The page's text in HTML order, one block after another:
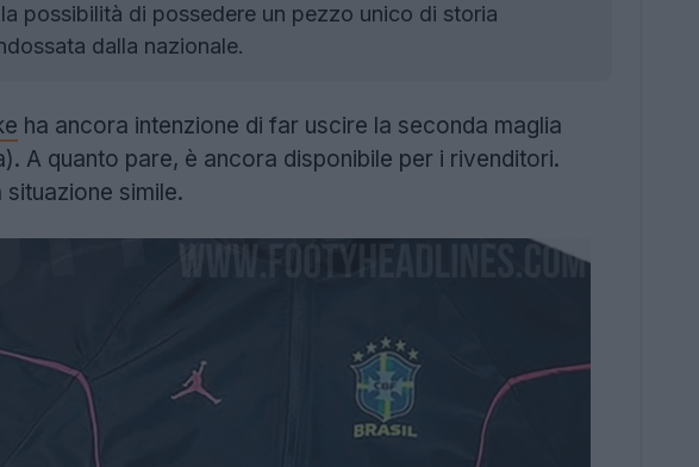
possibilità di possedere un pezzo unico di storia
dalla nazionale.
ha ancora intenzione di far uscire la seconda maglia
A quanto pare, è ancora disponibile per i rivenditori.
simile.